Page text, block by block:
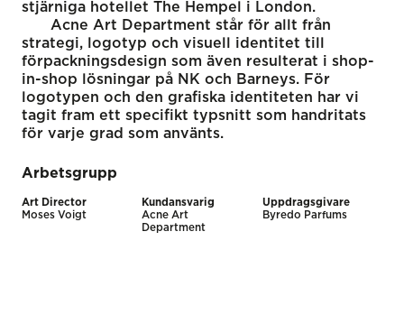
stjärniga hotellet The Hempel i London.
Acne Art Department står för allt från
strategi, logotyp och visuell identitet till
förpackningsdesign som även resulterat i shop-
in-shop lösningar på NK och Barneys. För
logotypen och den grafiska identiteten har vi
tagit fram ett specifikt typsnitt som handritats
för varje grad som använts.
Arbetsgrupp
Art Director
Moses Voigt
Kundansvarig
Acne Art
Department
Uppdragsgivare
Byredo Parfums